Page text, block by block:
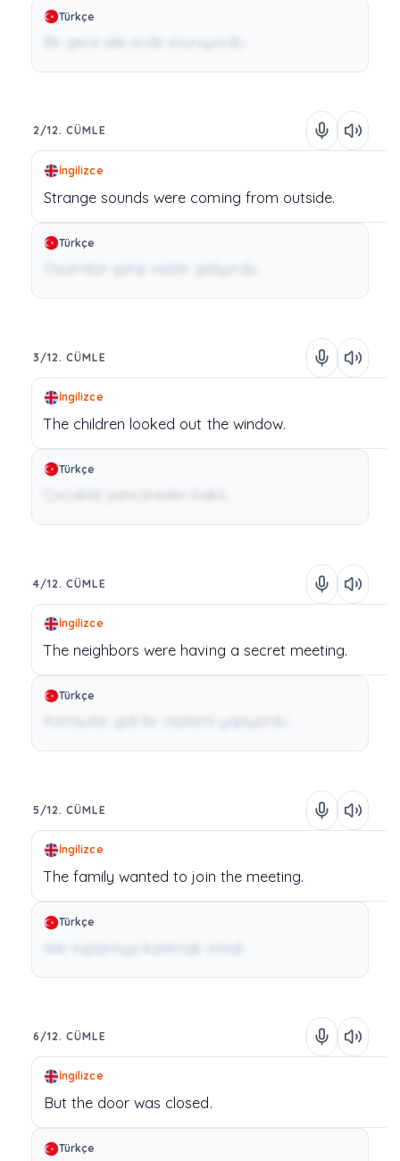
Türkçe
2/12. CÜMLE
İngilizce
Strange sounds were coming from outside.
Türkçe
3/12. CÜMLE
İngilizce
The children looked out the window.
Türkçe
4/12. CÜMLE
İngilizce
The neighbors were having a secret meeting.
Türkçe
5/12. CÜMLE
İngilizce
The familywanted to join the meeting.
Türkçe
Aile toplantıya katılmak istedi.
6/12. CÜMLE
İngilizce
But the doorwas closed.
Türkçe